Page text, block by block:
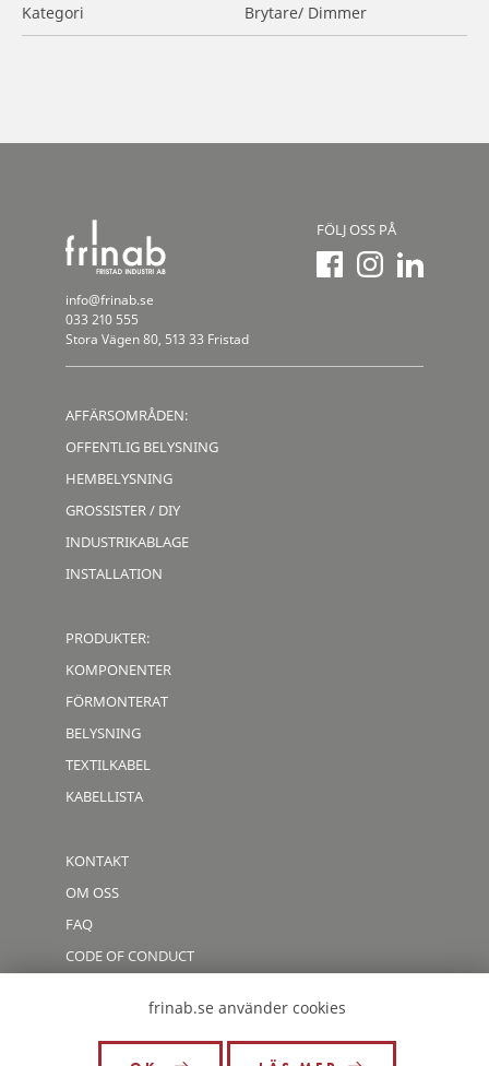
Kategori Brytare/ Dimmer
info@frinab.se
033 210 555
Stora Vägen 80, 513 33 Fristad
FÖLJ OSS PÅ
AFFÄRSOMRÅDEN:
OFFENTLIG BELYSNING
HEMBELYSNING
GROSSISTER / DIY
INDUSTRIKABLAGE
INSTALLATION
PRODUKTER:
KOMPONENTER
FÖRMONTERAT
BELYSNING
TEXTILKABEL
KABELLISTA
KONTAKT
OM OSS
FAQ
CODE OF CONDUCT
frinab.se använder cookies